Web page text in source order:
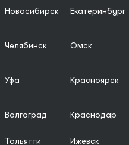
Новосибирск Екатеринбург
Челябинск Омск
Уфа Красноярск
Волгоград Краснодар
Тольятти Ижевск